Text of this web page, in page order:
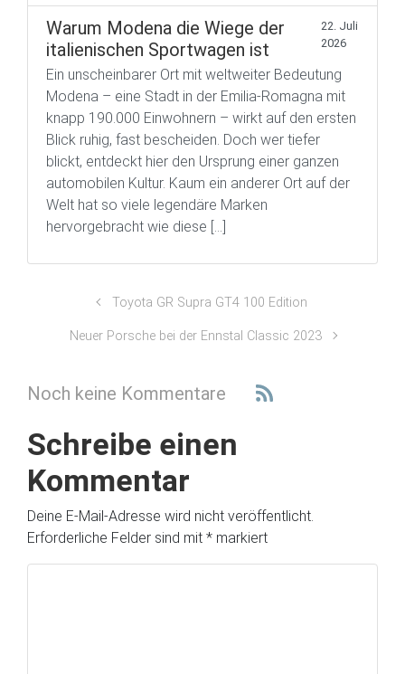
Warum Modena die Wiege der
italienischen Sportwagen ist
22. Juli
2026
Ein unscheinbarer Ort mit weltweiter Bedeutung
Modena – eine Stadt in der Emilia-Romagna mit
knapp 190.000 Einwohnern – wirkt auf den ersten
Blick ruhig, fast bescheiden. Doch wer tiefer
blickt, entdeckt hier den Ursprung einer ganzen
automobilen Kultur. Kaum ein anderer Ort auf der
Welt hat so viele legendäre Marken
hervorgebracht wie diese […]
Toyota GR Supra GT4 100 Edition
Neuer Porsche bei der Ennstal Classic 2023
Noch keine Kommentare
Schreibe einen
Kommentar
Deine E-Mail-Adresse wird nicht veröffentlicht.
Erforderliche Felder sind mit * markiert